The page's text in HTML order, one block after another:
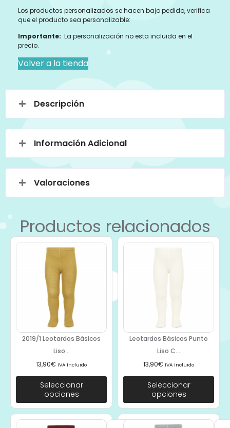
Los productos personalizados se hacen bajo pedido, verifica
que el producto sea personalizable:
Importante: La personalización no esta incluida en el
precio.
Volver a la tienda
Descripción
Información Adicional
Valoraciones
Productos relacionados
2019/1 Leotardos Básicos
Liso...
13,90€ IVA Incluido
Seleccionar
opciones
Leotardos Básicos Punto
Liso C...
13,90€ IVA Incluido
Seleccionar
opciones